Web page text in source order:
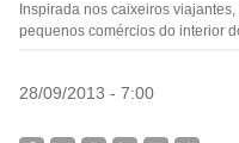
Inspirada nos caixeiros
pequenos comércios do interior
28/09/2013 - 7:00